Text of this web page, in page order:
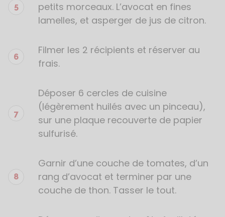
petits morceaux. L’avocat en fines
lamelles, et asperger de jus de citron.
Filmer les 2 récipients et réserver au
frais.
Déposer 6 cercles de cuisine
(légèrement huilés avec un pinceau),
sur une plaque recouverte de papier
sulfurisé.
Garnir d’une couche de tomates, d’un
rang d’avocat et terminer par une
couche de thon. Tasser le tout.